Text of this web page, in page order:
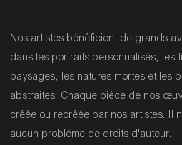
Nos artistes bénéficient de grands
dans les portraits personnalisés, les
paysages, les natures mortes et les
abstraites. Chaque pièce de nos
créée ou recréée par nos artistes. Il
aucun problème de droits d'auteur.